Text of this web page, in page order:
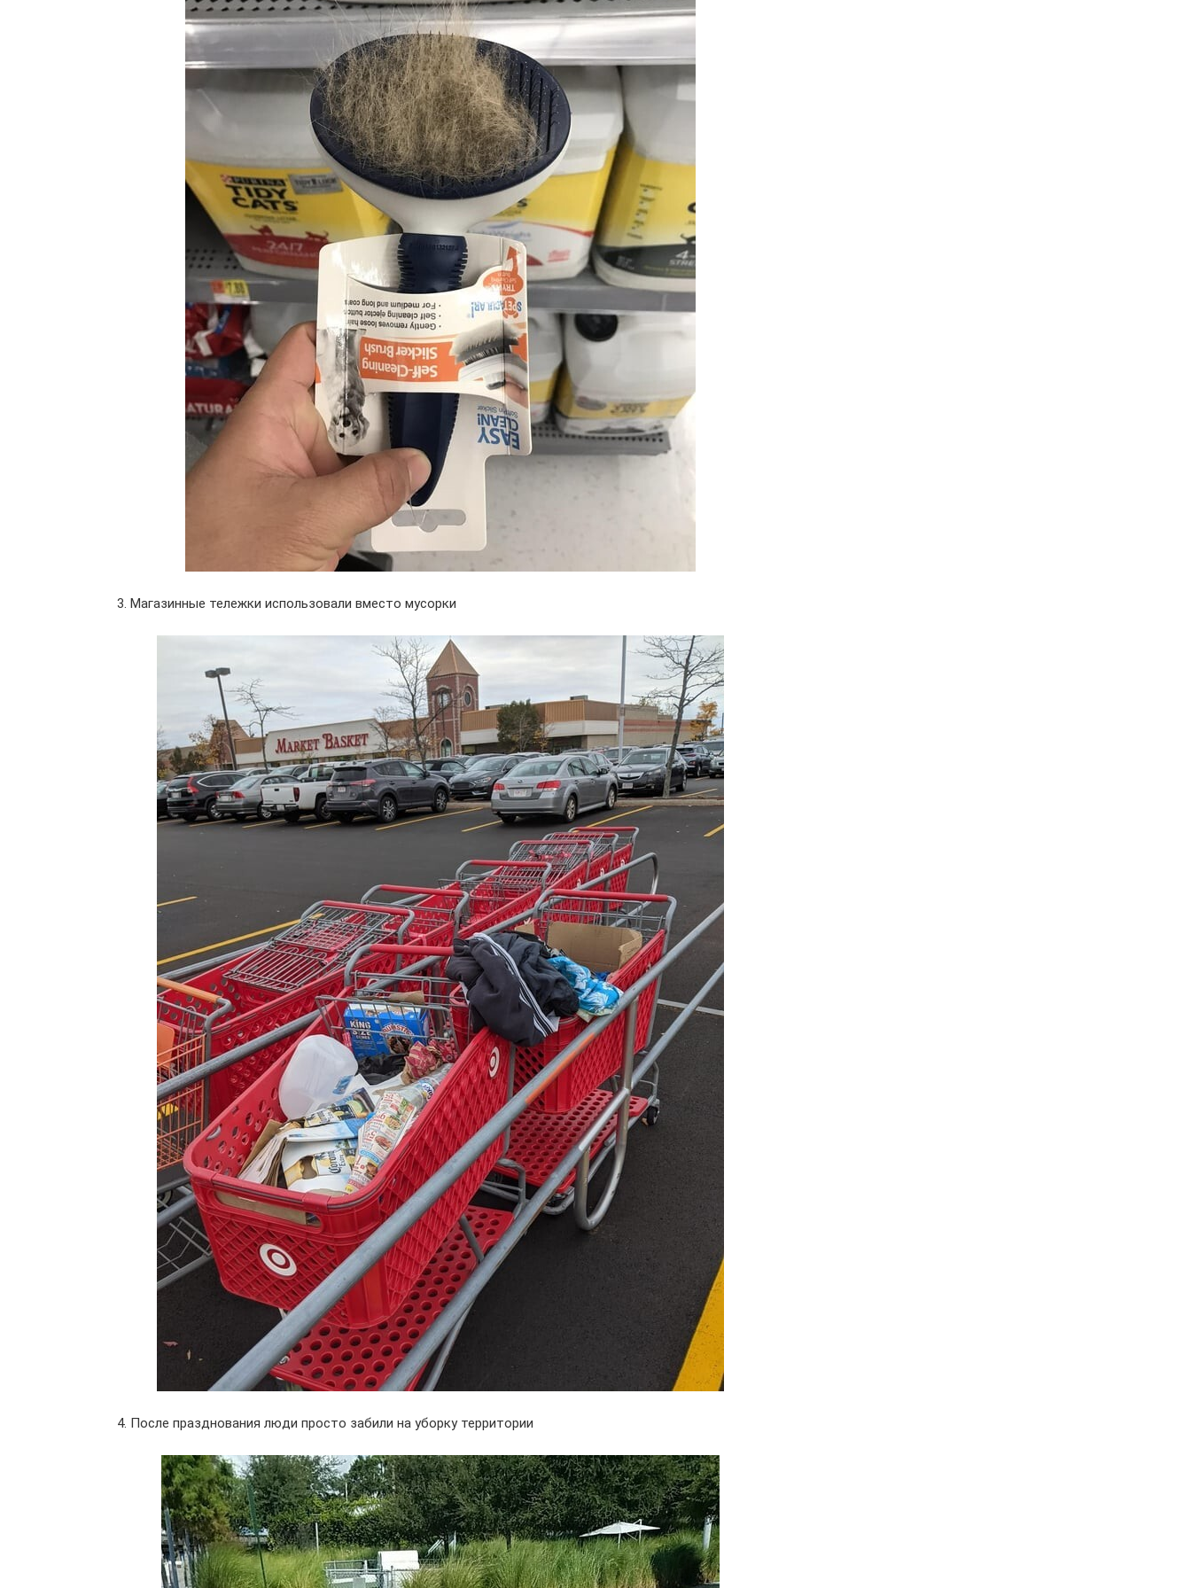
3. Магазинные тележки использовали вместо мусорки
4. После празднования люди просто забили на уборку территории